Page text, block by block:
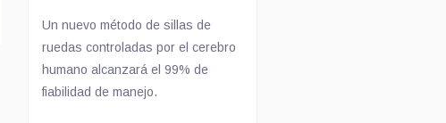
Un nuevo método de sillas de
ruedas controladas por el cerebro
humano alcanzará el 99% de
fiabilidad de manejo.